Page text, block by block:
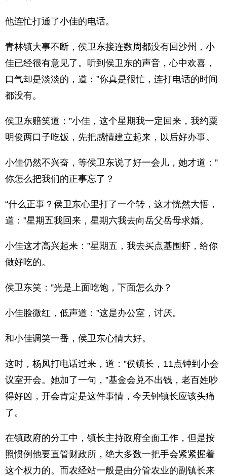
他连忙打通了小佳的电话。
青林镇大事不断，侯卫东接连数周都没有回沙州，小
佳已经很有意见了。听到侯卫东的声音，心中欢喜，
口气却是淡淡的，道：”你真是很忙，连打电话的时间
都没有。
侯卫东赔笑道：”小佳，这个星期我一定回来，我约粟
明俊两口子吃饭，先把感情建立起来，以后好办事。
小佳仍然不兴奋，等侯卫东说了好一会儿，她才道：”
你怎么把我们的正事忘了？
“什么正事？侯卫东心里打了一个转，这才恍然大悟，
道：”星期五我回来，星期六我去向岳父岳母求婚。
小佳这才高兴起来：”星期五，我去买点基围虾，给你
做好吃的。
侯卫东笑：”光是上面吃饱，下面怎么办？
小佳脸微红，低声道：”这是办公室，讨厌。
和小佳调笑一番，侯卫东心情大好。
这时，杨凤打电话过来，道：”侯镇长，11点钟到小会
议室开会。她加了一句，”基金会兑不出钱，老百姓吵
得好凶，开会肯定是这件事情，今天钟镇长应该头痛
了。
在镇政府的分工中，镇长主持政府全面工作，但是按
照惯例他要直管财政所，绝大多数一把手会紧紧握着
这个权力的。而农经站一般是由分管农业的副镇长来